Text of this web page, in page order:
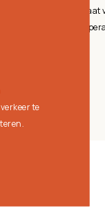
te
ze blootstelt aan
te